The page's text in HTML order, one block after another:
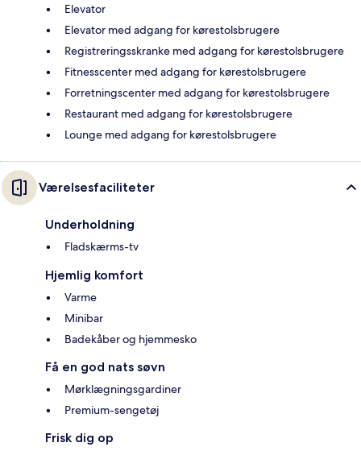
Elevator
Elevator med adgang for kørestolsbrugere
Registreringsskranke med adgang for kørestolsbrugere
Fitnesscenter med adgang for kørestolsbrugere
Forretningscenter med adgang for kørestolsbrugere
Restaurant med adgang for kørestolsbrugere
Lounge med adgang for kørestolsbrugere
Værelsesfaciliteter
Underholdning
Fladskærms-tv
Hjemlig komfort
Varme
Minibar
Badekåber og hjemmesko
Få en god nats søvn
Mørklægningsgardiner
Premium-sengetøj
Frisk dig op